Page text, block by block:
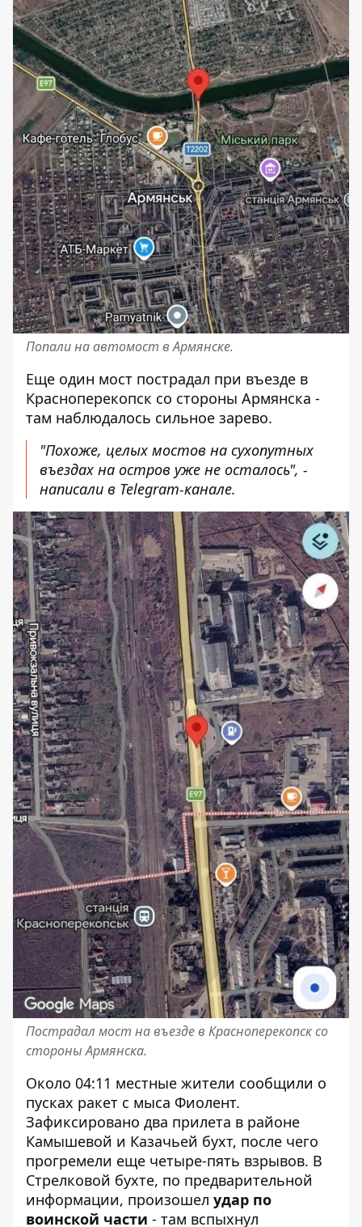
Попали на автомост в Армянске.
Еще один мост пострадал при въезде в
Красноперекопск со стороны Армянска -
там наблюдалось сильное зарево.
"Похоже, целых мостов на сухопутных
въездах на остров уже не осталось", -
написали в Telegram-канале.
Пострадал мост на въезде в Красноперекопск со
стороны Армянска.
Около 04:11 местные жители сообщили о
пусках ракет с мыса Фиолент.
Зафиксировано два прилета в районе
Камышевой и Казачьей бухт, после чего
прогремели еще четыре-пять взрывов. В
Стрелковой бухте, по предварительной
информации, произошел удар по
воинской части - там вспыхнул